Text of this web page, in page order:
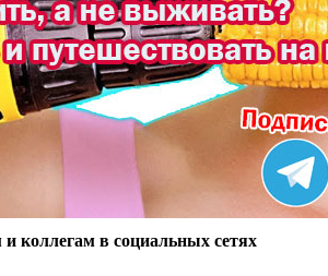
и коллегам в социальных сетях